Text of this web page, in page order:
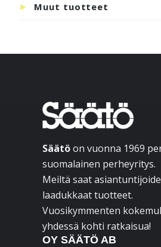
Muut tuotteet
Footer
Säätöon vuonna 1969
suomalainen perheyritys.
Meiltä saat
laadukkaat tuotteet.
Vuosikymmenten
yhdessä kohti ratkaisua!
OY SÄÄTÖ AB